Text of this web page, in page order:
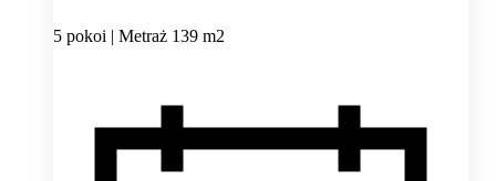
5 pokoi | Metraż 139 m2